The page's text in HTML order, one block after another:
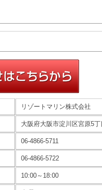
リゾートマリン株式会社
大阪府大阪市淀川区宮原5
06-4866-5711
06-4866-5722
10:00～18:00